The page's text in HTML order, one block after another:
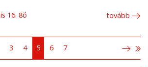
16. 8ó tovább
3 4 5 6 7